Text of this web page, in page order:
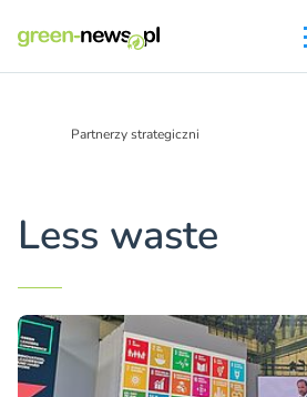
Partnerzy strategiczni
Less waste